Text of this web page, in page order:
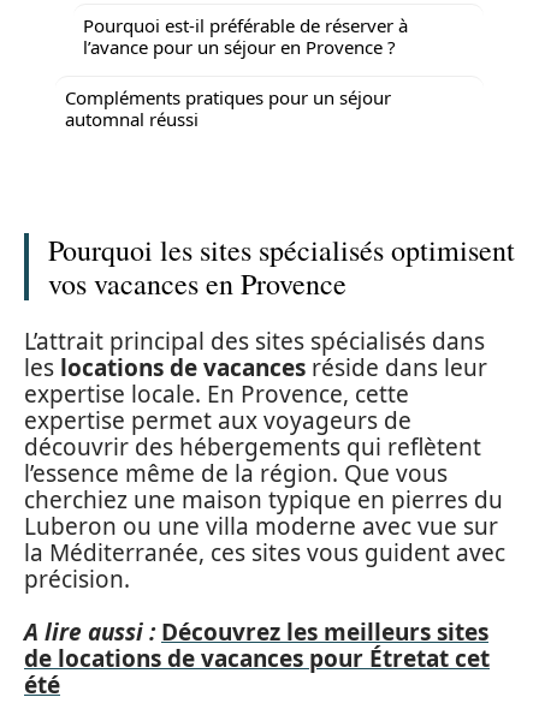
Pourquoi est-il préférable de réserver à
l’avance pour un séjour en Provence ?
Compléments pratiques pour un séjour
automnal réussi
Pourquoi les sites spécialisés optimisent
vos vacances en Provence
L’attrait principal des sites spécialisés dans
les locations de vacances réside dans leur
expertise locale. En Provence, cette
expertise permet aux voyageurs de
découvrir des hébergements qui reflètent
l’essence même de la région. Que vous
cherchiez une maison typique en pierres du
Luberon ou une villa moderne avec vue sur
la Méditerranée, ces sites vous guident avec
précision.
A lire aussi : Découvrez les meilleurs sites
de locations de vacances pour Étretat cet
été